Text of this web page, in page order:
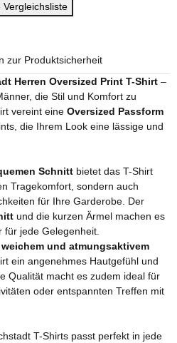
Vergleichsliste
zur Produktsicherheit
Herren Oversized Print T-Shirt –
die Stil und Komfort zu
vereint eine Oversized Passform
die Ihrem Look eine lässige und
Schnitt bietet das T-Shirt
Tragekomfort, sondern auch
für Ihre Garderobe. Der
und die kurzen Ärmel machen es
jede Gelegenheit.
und atmungsaktivem
ein angenehmes Hautgefühl und
Qualität macht es zudem ideal für
oder entspannten Treffen mit
T-Shirts passt perfekt in jede